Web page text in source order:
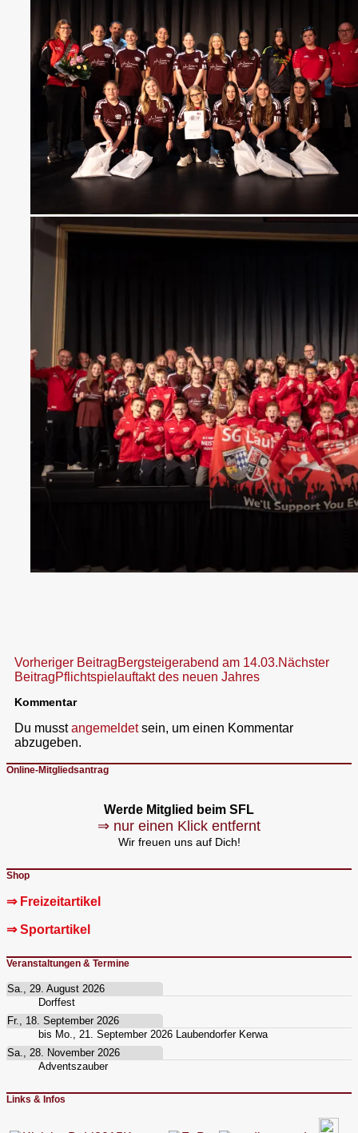
Beitragsnavigation
Vorheriger BeitragBergsteigerabend am 14.03.Nächster
BeitragPflichtspielauftakt des neuen Jahres
Kommentar
Du musstangemeldetsein, um einen Kommentar
abzugeben.
Online-Mitgliedsantrag
Werde Mitglied beim SFL
⇒ nur einen Klick entfernt
Wir freuen uns auf Dich!
Shop
⇒ Freizeitartikel
⇒ Sportartikel
Veranstaltungen & Termine
Sa., 29. August 2026
Dorffest
Fr., 18. September 2026
bis Mo., 21. September 2026
Laubendorfer Kerwa
Sa., 28. November 2026
Adventszauber
Links & Infos